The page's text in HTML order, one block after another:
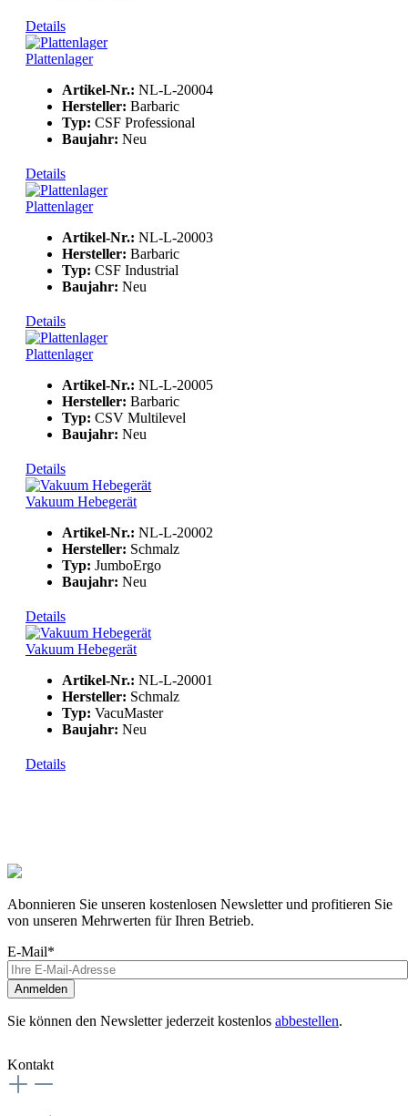
Details
Plattenlager
Artikel-Nr.: NL-L-20004
Hersteller: Barbaric
Typ: CSF Professional
Baujahr: Neu
Details
Plattenlager
Artikel-Nr.: NL-L-20003
Hersteller: Barbaric
Typ: CSF Industrial
Baujahr: Neu
Details
Plattenlager
Artikel-Nr.: NL-L-20005
Hersteller: Barbaric
Typ: CSV Multilevel
Baujahr: Neu
Details
Vakuum Hebegerät
Artikel-Nr.: NL-L-20002
Hersteller: Schmalz
Typ: JumboErgo
Baujahr: Neu
Details
Vakuum Hebegerät
Artikel-Nr.: NL-L-20001
Hersteller: Schmalz
Typ: VacuMaster
Baujahr: Neu
Details
Abonnieren Sie unseren kostenlosen Newsletter und profitieren Sie
von unseren Mehrwerten für Ihren Betrieb.
E-Mail*
Anmelden
Sie können den Newsletter jederzeit kostenlos abbestellen.
Kontakt